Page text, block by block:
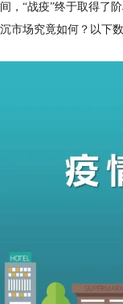
间，“战疫”终于取得了
沉市场究竟如何？以下